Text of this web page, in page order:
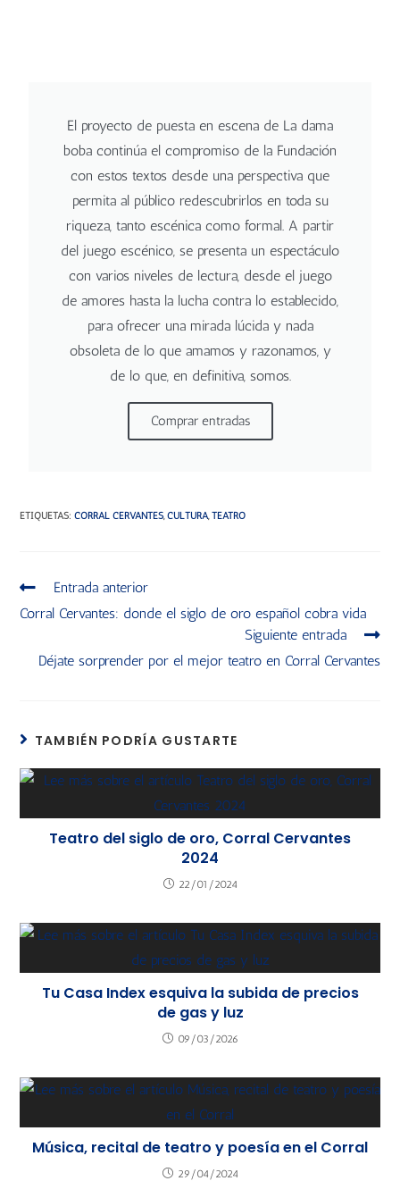
El proyecto de puesta en escena de La dama
boba continúa el compromiso de la Fundación
con estos textos desde una perspectiva que
permita al público redescubrirlos en toda su
riqueza, tanto escénica como formal. A partir
del juego escénico, se presenta un espectáculo
con varios niveles de lectura, desde el juego
de amores hasta la lucha contra lo establecido,
para ofrecer una mirada lúcida y nada
obsoleta de lo que amamos y razonamos, y
de lo que, en definitiva, somos.
Comprar entradas
ETIQUETAS:CORRAL CERVANTES, CULTURA, TEATRO
Entrada anterior
Corral Cervantes: donde el siglo de oro español cobra vida
Siguiente entrada
Déjate sorprender por el mejor teatro en Corral Cervantes
TAMBIÉN PODRÍA GUSTARTE
Teatro del siglo de oro, Corral Cervantes
2024
22/01/2024
Tu Casa Index esquiva la subida de precios
de gas y luz
09/03/2026
Música, recital de teatro y poesía en el Corral
29/04/2024